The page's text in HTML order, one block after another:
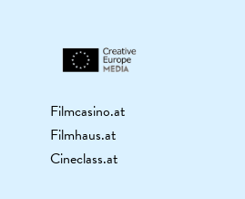
Filmcasino.at
Filmhaus.at
Cineclass.at